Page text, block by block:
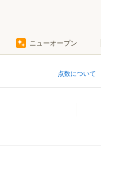
ニューオープン
点数について